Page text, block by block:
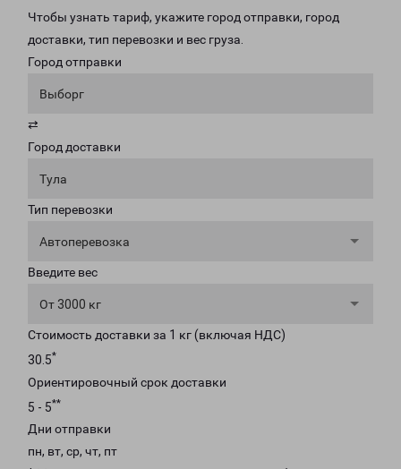
Чтобы узнать тариф, укажите город отправки, город
доставки, тип перевозки и вес груза.
Город отправки
Выборг
⇄
Город доставки
Тула
Тип перевозки
Автоперевозка
Введите вес
От 3000 кг
Стоимость доставки за 1 кг (включая НДС)
30.5*
Ориентировочный срок доставки
5 - 5**
Дни отправки
пн, вт, ср, чт, пт